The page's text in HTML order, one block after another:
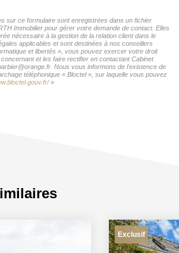
sur ce formulaire sont enregistrées dans un fichier
Immobilier pour gérer votre demande de contact. Elles
nécessaire à la gestion de la relation client dans le
applicables et sont destinées à nos conseillers
et libertés », vous pouvez exercer votre droit
et les faire rectifier en contactant Cabinet
Nous vous informons de l'existence de
téléphonique « Bloctel », sur laquelle vous pouvez
»
Exclusif